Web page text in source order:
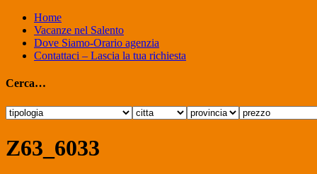
Home
Vacanze nel Salento
Dove Siamo-Orario agenzia
Contattaci – Lascia la tua richiesta
Cerca…
Z63_6033